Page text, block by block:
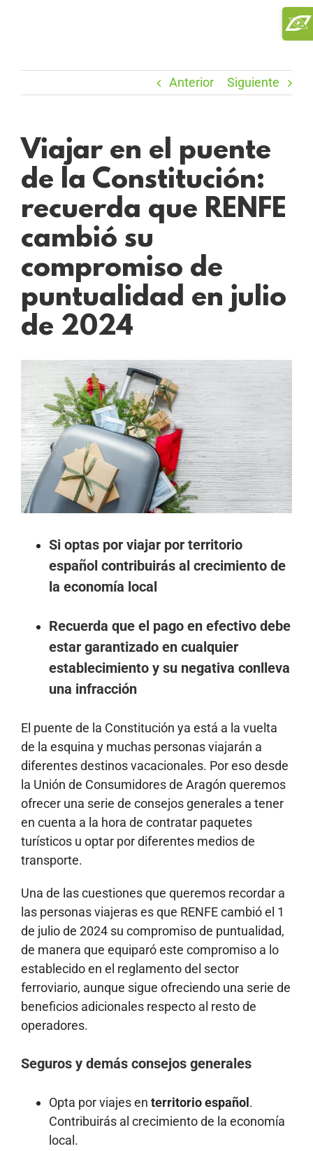
Anterior Siguiente
Viajar en el puente
de la Constitución:
recuerda que RENFE
cambió su
compromiso de
puntualidad en julio
de 2024
imagen
más
grande
Si optas por viajar por territorio
español contribuirás al crecimiento de
la economía local
Recuerda que el pago en efectivo debe
estar garantizado en cualquier
establecimiento y su negativa conlleva
una infracción
El puente de la Constitución ya está a la vuelta
de la esquina y muchas personas viajarán a
diferentes destinos vacacionales. Por eso desde
la Unión de Consumidores de Aragón queremos
ofrecer una serie de consejos generales a tener
en cuenta a la hora de contratar paquetes
turísticos u optar por diferentes medios de
transporte.
Una de las cuestiones que queremos recordar a
las personas viajeras es que RENFE cambió el 1
de julio de 2024 su compromiso de puntualidad,
de manera que equiparó este compromiso a lo
establecido en el reglamento del sector
ferroviario, aunque sigue ofreciendo una serie de
beneficios adicionales respecto al resto de
operadores.
Seguros y demás consejos generales
Opta por viajes en territorio español .
Contribuirás al crecimiento de la economía
local.
Area